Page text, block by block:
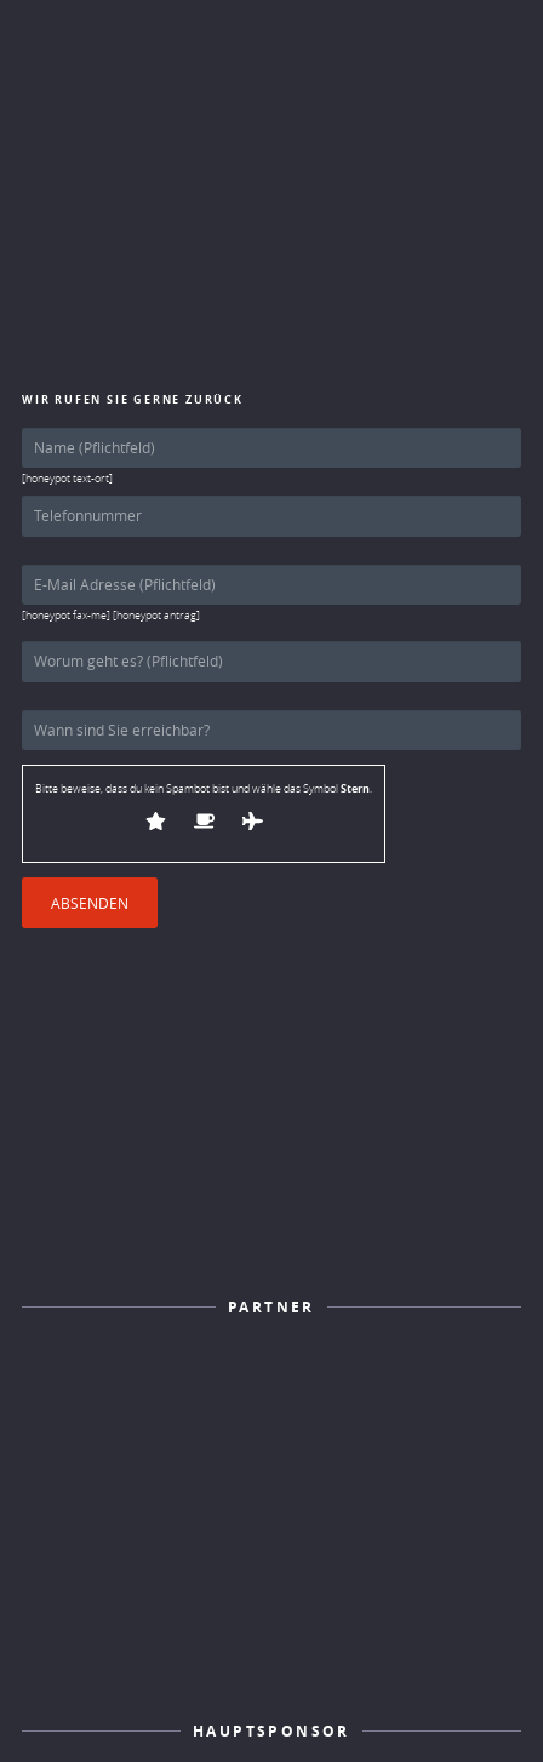
WIR RUFEN SIE GERNE ZURÜCK
[honeypot text-ort]
[honeypot fax-me] [honeypot antrag]
Bitte beweise, dass du kein Spambot bist und wähle das SymbolStern.
PARTNER
HAUPTSPONSOR